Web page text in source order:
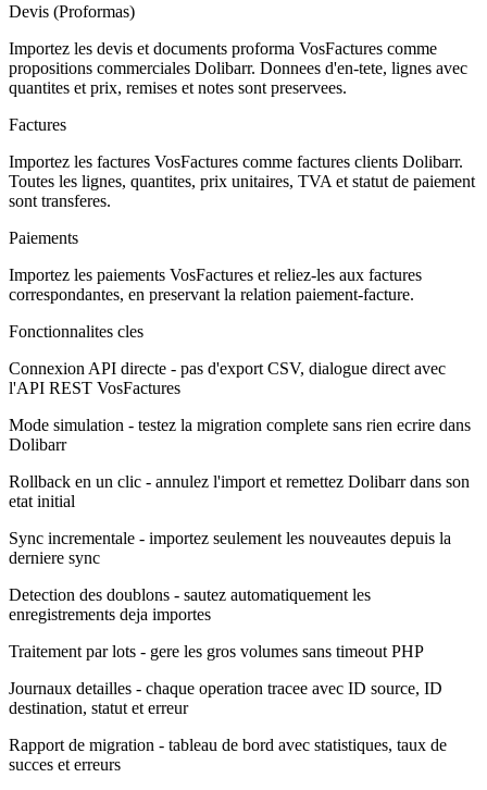
Devis (Proformas)
Importez les devis et documents proforma VosFactures comme
propositions commerciales Dolibarr. Donnees d'en-tete, lignes avec
quantites et prix, remises et notes sont preservees.
Factures
Importez les factures VosFactures comme factures clients Dolibarr.
Toutes les lignes, quantites, prix unitaires, TVA et statut de paiement
sont transferes.
Paiements
Importez les paiements VosFactures et reliez-les aux factures
correspondantes, en preservant la relation paiement-facture.
Fonctionnalites cles
Connexion API directe - pas d'export CSV, dialogue direct avec
l'API REST VosFactures
Mode simulation - testez la migration complete sans rien ecrire dans
Dolibarr
Rollback en un clic - annulez l'import et remettez Dolibarr dans son
etat initial
Sync incrementale - importez seulement les nouveautes depuis la
derniere sync
Detection des doublons - sautez automatiquement les
enregistrements deja importes
Traitement par lots - gere les gros volumes sans timeout PHP
Journaux detailles - chaque operation tracee avec ID source, ID
destination, statut et erreur
Rapport de migration - tableau de bord avec statistiques, taux de
succes et erreurs